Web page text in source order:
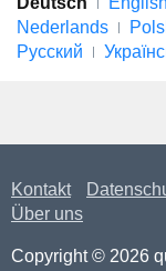
Nederlands
Русский
Kontakt
Über uns
Copyright © 2026